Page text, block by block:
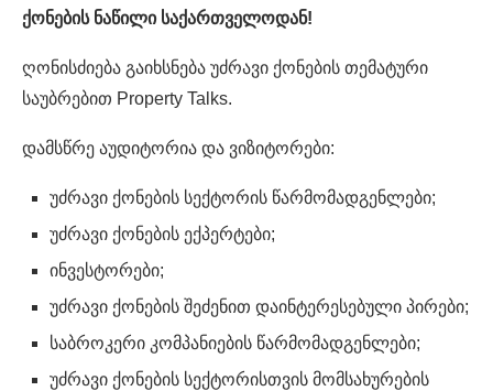
ქონების ნაწილი საქართველოდან!
ღონისძიება გაიხსნება უძრავი ქონების თემატური
საუბრებით Property Talks.
დამსწრე აუდიტორია და ვიზიტორები:
უძრავი ქონების სექტორის წარმომადგენლები;
უძრავი ქონების ექპერტები;
ინვესტორები;
უძრავი ქონების შეძენით დაინტერესებული პირები;
საბროკერი კომპანიების წარმომადგენლები;
უძრავი ქონების სექტორისთვის მომსახურების